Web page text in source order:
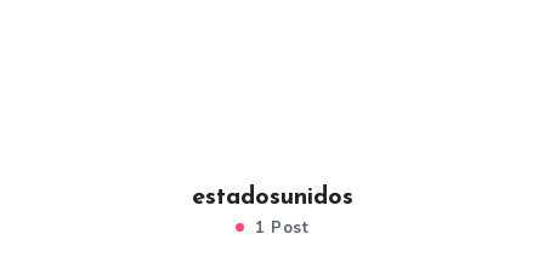
estadosunidos
1 Post